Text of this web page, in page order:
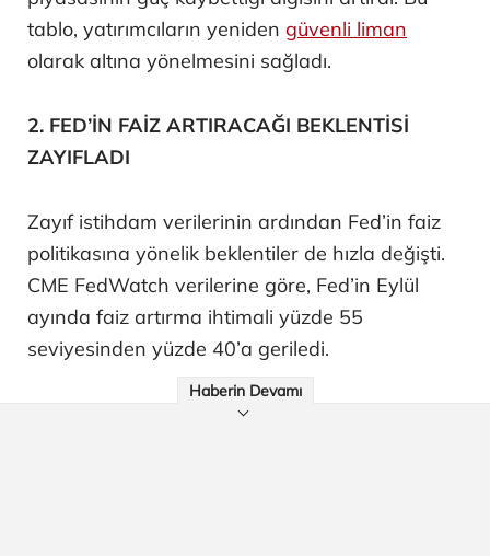
tablo, yatırımcıların yeniden güvenli liman
olarak altına yönelmesini sağladı.
2. FED’İN FAİZ ARTIRACAĞI BEKLENTİSİ
ZAYIFLADI
Zayıf istihdam verilerinin ardından Fed’in faiz
politikasına yönelik beklentiler de hızla değişti.
CME FedWatch verilerine göre, Fed’in Eylül
ayında faiz artırma ihtimali yüzde 55
seviyesinden yüzde 40’a geriledi.
Haberin Devamı